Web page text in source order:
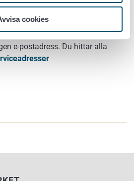
cookies
e-postadress. Du hittar alla